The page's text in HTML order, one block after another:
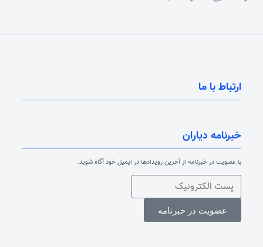
ارتباط با ما
خبرنامه دیاران
با عضویت در خبرنامه از آخرین رویدادها در ایمیل خود آگاه شوید.
عضویت در خبرنامه